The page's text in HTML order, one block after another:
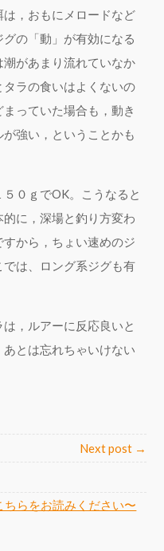
，おもにメロードなど
の「動」が有効になる
があまり流れていなか
ラの食いはよくないの
っていた場合も，動き
強い，ということかも
０ｇでOK。こうなると
に，深場と釣り方変わ
から，ちょい速めのジ
は、ロング系ジグも有
，ルアーに反応良いと
とは忘れちゃいけない
Next post →
らをお読みください〜